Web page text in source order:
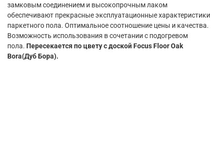
замковым соединением и высокопрочным лаком
обеспечивают прекрасные эксплуатационные характеристики
паркетного пола. Оптимальное соотношение цены и качества.
Возможность использования в сочетании с подогревом
пола. Пересекается по цвету с доской Focus Floor Oak
Bora(Дуб Бора).